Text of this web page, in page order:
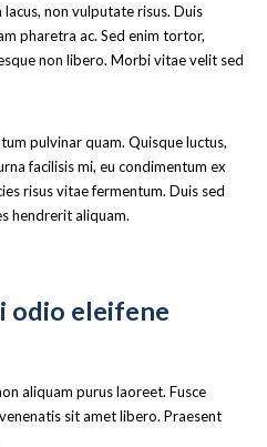
lacus, non vulputate risus. Duis
pharetra ac. Sed enim tortor,
non libero. Morbi vitae velit sed
pulvinar quam. Quisque luctus,
facilisis mi, eu condimentum ex
risus vitae fermentum. Duis sed
hendrerit aliquam.
odio eleifene
aliquam purus laoreet. Fusce
sit amet libero. Praesent